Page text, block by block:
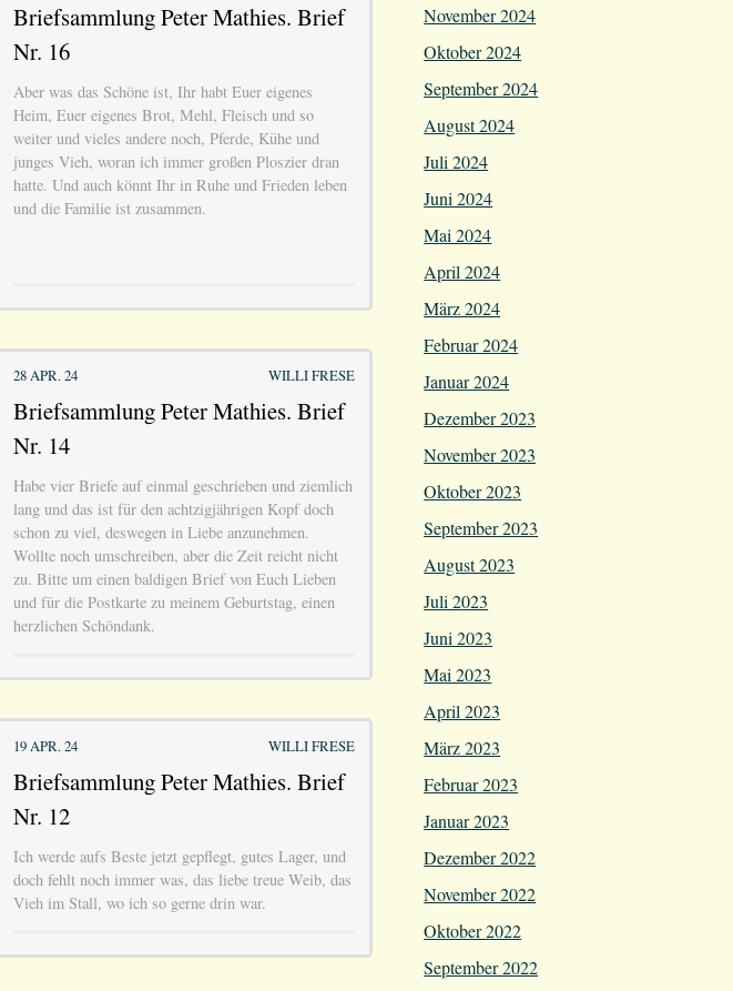
Briefsammlung Peter Mathies. Brief
Nr. 16
Aber was das Schöne ist, Ihr habt Euer eigenes
Heim, Euer eigenes Brot, Mehl, Fleisch und so
weiter und vieles andere noch, Pferde, Kühe und
junges Vieh, woran ich immer großen Ploszier dran
hatte. Und auch könnt Ihr in Ruhe und Frieden leben
und die Familie ist zusammen.
28 APR. 24 WILLI FRESE
Briefsammlung Peter Mathies. Brief
Nr. 14
Habe vier Briefe auf einmal geschrieben und ziemlich
lang und das ist für den achtzigjährigen Kopf doch
schon zu viel, deswegen in Liebe anzunehmen.
Wollte noch umschreiben, aber die Zeit reicht nicht
zu. Bitte um einen baldigen Brief von Euch Lieben
und für die Postkarte zu meinem Geburtstag, einen
herzlichen Schöndank.
19 APR. 24 WILLI FRESE
Briefsammlung Peter Mathies. Brief
Nr. 12
Ich werde aufs Beste jetzt gepflegt, gutes Lager, und
doch fehlt noch immer was, das liebe treue Weib, das
Vieh im Stall, wo ich so gerne drin war.
November 2024
Oktober 2024
September 2024
August 2024
Juli 2024
Juni 2024
Mai 2024
April 2024
März 2024
Februar 2024
Januar 2024
Dezember 2023
November 2023
Oktober 2023
September 2023
August 2023
Juli 2023
Juni 2023
Mai 2023
April 2023
März 2023
Februar 2023
Januar 2023
Dezember 2022
November 2022
Oktober 2022
September 2022